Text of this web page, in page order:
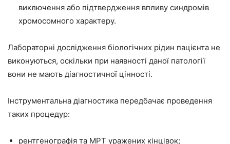
виключення або підтвердження впливу синдромів
хромосомного характеру.
Лабораторні дослідження біологічних рідин пацієнта не
виконуються, оскільки при наявності даної патології
вони не мають діагностичної цінності.
Інструментальна діагностика передбачає проведення
таких процедур:
рентгенографія та МРТ уражених кінцівок;